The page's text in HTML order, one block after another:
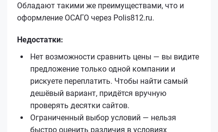
Обладают такими же преимуществами, что и
оформление ОСАГО через Polis812.ru.
Недостатки:
Нет возможности сравнить цены — вы видите
предложение только одной компании и
рискуете переплатить. Чтобы найти самый
дешёвый вариант, придётся вручную
проверять десятки сайтов.
Ограниченный выбор условий — нельзя
быстро оценить различия в условиях